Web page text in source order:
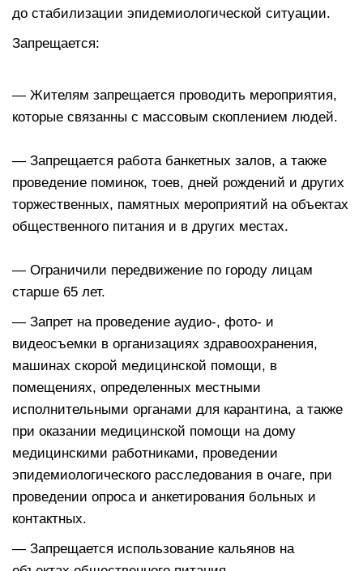
до стабилизации эпидемиологической ситуации.
Запрещается:
— Жителям запрещается проводить мероприятия,
которые связанны с массовым скоплением людей.
— Запрещается работа банкетных залов, а также
проведение поминок, тоев, дней рождений и других
торжественных, памятных мероприятий на объектах
общественного питания и в других местах.
— Ограничили передвижение по городу лицам
старше 65 лет.
— Запрет на проведение аудио-, фото- и
видеосъемки в организациях здравоохранения,
машинах скорой медицинской помощи, в
помещениях, определенных местными
исполнительными органами для карантина, а также
при оказании медицинской помощи на дому
медицинскими работниками, проведении
эпидемиологического расследования в очаге, при
проведении опроса и анкетирования больных и
контактных.
— Запрещается использование кальянов на